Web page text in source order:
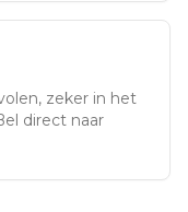
zeker in het
direct naar